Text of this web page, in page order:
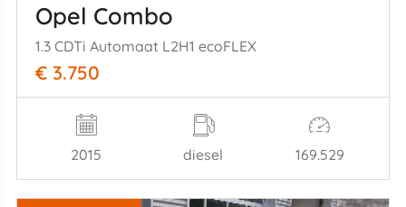
Opel Combo
1.3 CDTi Automaat L2H1 ecoFLEX
€ 3.750
2015 diesel 169.529